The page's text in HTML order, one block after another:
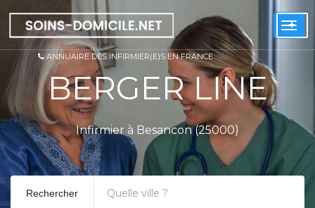
+
ANNUAIRE DES INFIRMIER(E)S EN FRANCE
BERGER LINE
Infirmier à Besancon (25000)
Rechercher